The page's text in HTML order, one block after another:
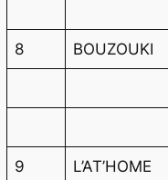
8 BOUZOUKI
9 L’AT’HOME